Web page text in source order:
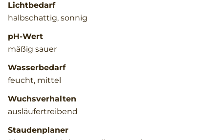
Lichtbedarf
halbschattig, sonnig
pH-Wert
mäßig sauer
Wasserbedarf
feucht, mittel
Wuchsverhalten
ausläufertreibend
Staudenplaner